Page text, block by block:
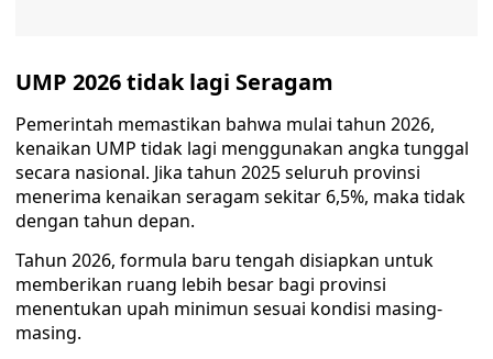
UMP 2026 tidak lagi Seragam
Pemerintah memastikan bahwa mulai tahun 2026,
kenaikan UMP tidak lagi menggunakan angka tunggal
secara nasional. Jika tahun 2025 seluruh provinsi
menerima kenaikan seragam sekitar 6,5%, maka tidak
dengan tahun depan.
Tahun 2026, formula baru tengah disiapkan untuk
memberikan ruang lebih besar bagi provinsi
menentukan upah minimun sesuai kondisi masing-
masing.